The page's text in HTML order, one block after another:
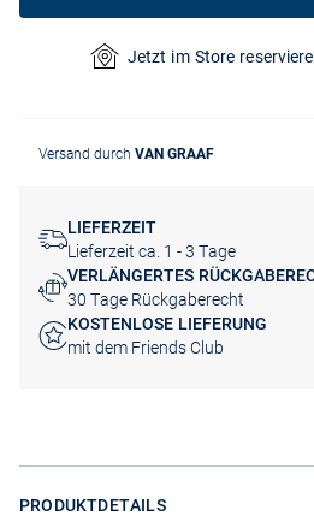
Jetzt im Store
Versand durch VAN GRAAF
LIEFERZEIT
Lieferzeit ca. 1 - 3 Tage
VERLÄNGERTES
30 Tage Rückgaberecht
KOSTENLOSE LIEFERUNG
mit dem Friends Club
PRODUKTDETAILS